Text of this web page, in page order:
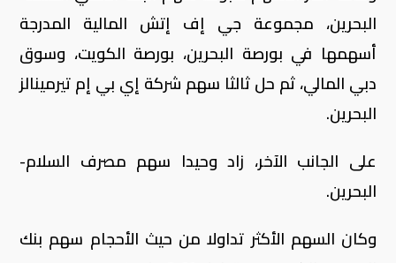
انخفاض مؤشر بورصة الكويت العام في نهاية
تعاملاتها اليوم
بورصة
بورصة
ارتفاع مؤشرات بورصة الكويت في نهاية
تعاملاتها اليوم الثلاثاء